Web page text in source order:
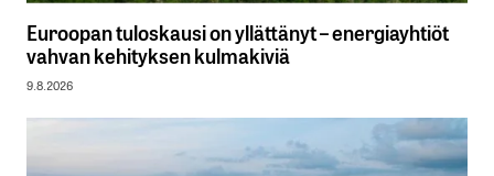
Euroopan tuloskausi on yllättänyt – energiayhtiöt
vahvan kehityksen kulmakiviä
9.8.2026